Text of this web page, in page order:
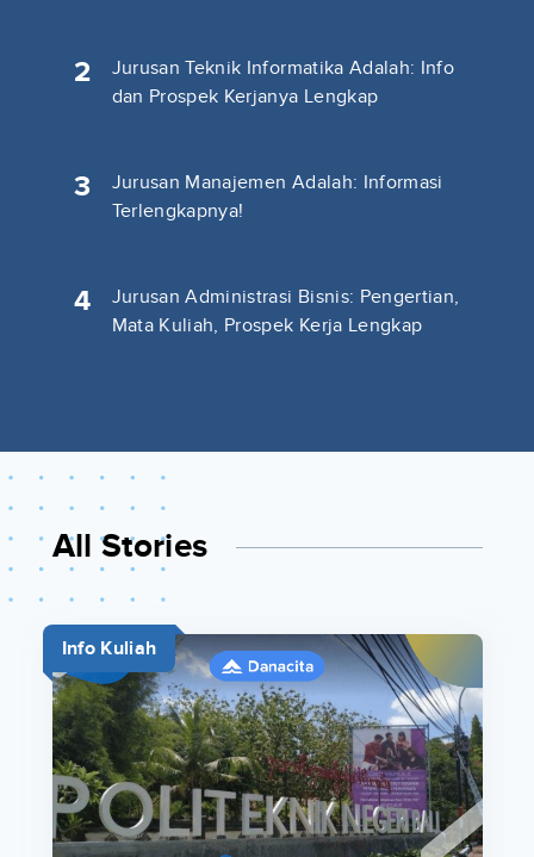
2
Jurusan Teknik Informatika Adalah: Info
dan Prospek Kerjanya Lengkap
3
Jurusan Manajemen Adalah: Informasi
Terlengkapnya!
4
Jurusan Administrasi Bisnis: Pengertian,
Mata Kuliah, Prospek Kerja Lengkap
All Stories
Info Kuliah